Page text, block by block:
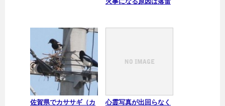
佐賀県でカササギ（カ 心霊写真が出回らなく